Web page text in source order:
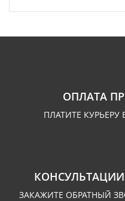
ОПЛАТА
ПЛАТИТЕ
ЗАКАЖИТЕ ОБРАТНЫЙ